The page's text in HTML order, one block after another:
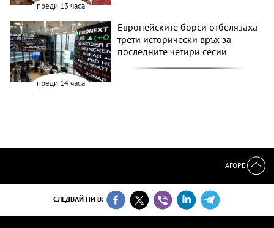
преди 13 часа
преди 14 часа
Европейските борси отбелязаха
трети исторически връх за
последните четири сесии
НАГОРЕ
СЛЕДВАЙ НИ В: